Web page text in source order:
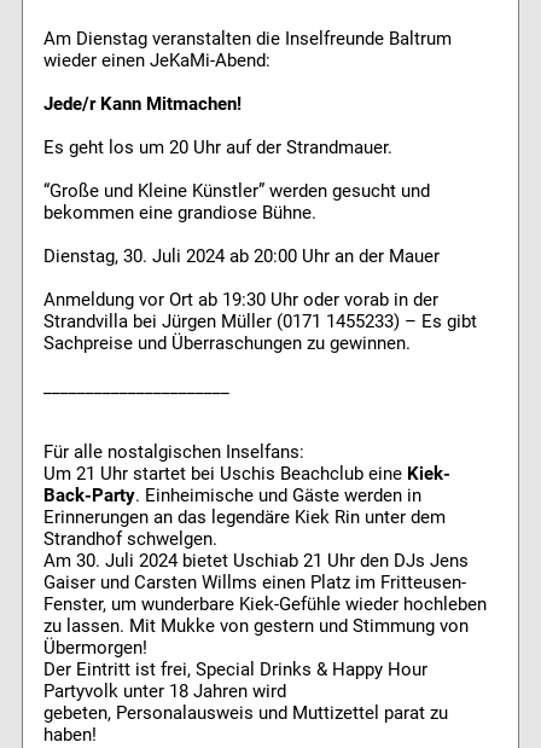
Am Dienstag veranstalten die Inselfreunde Baltrum
wieder einen JeKaMi-Abend:
Jede/r Kann Mitmachen!
Es geht los um 20 Uhr auf der Strandmauer.
“Große und Kleine Künstler” werden gesucht und
bekommen eine grandiose Bühne.
Dienstag, 30. Juli 2024 ab 20:00 Uhr an der Mauer
Anmeldung vor Ort ab 19:30 Uhr oder vorab in der
Strandvilla bei Jürgen Müller (0171 1455233) – Es gibt
Sachpreise und Überraschungen zu gewinnen.
Für alle nostalgischen Inselfans:
Um 21 Uhr startet bei Uschis Beachclub eine Kiek-
Back-Party. Einheimische und Gäste werden in
Erinnerungen an das legendäre Kiek Rin unter dem
Strandhof schwelgen.
Am 30. Juli 2024 bietet Uschiab 21 Uhr den DJs Jens
Gaiser und Carsten Willms einen Platz im Fritteusen-
Fenster, um wunderbare Kiek-Gefühle wieder hochleben
zu lassen. Mit Mukke von gestern und Stimmung von
Übermorgen!
Der Eintritt ist frei, Special Drinks & Happy Hour
Partyvolk unter 18 Jahren wird
gebeten, Personalausweis und Muttizettel parat zu
haben!